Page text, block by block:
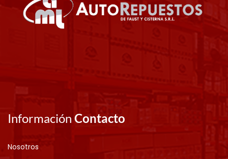
Información Contacto
Nosotros